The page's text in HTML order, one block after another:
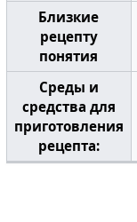
Близкие
рецепту
понятия
Среды и
средства для
приготовления
рецепта: